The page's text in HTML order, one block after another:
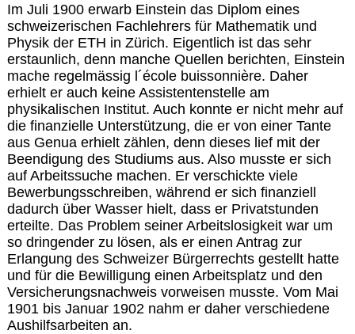
Im Juli 1900 erwarb Einstein das Diplom eines
schweizerischen Fachlehrers für Mathematik und
Physik der ETH in Zürich. Eigentlich ist das sehr
erstaunlich, denn manche Quellen berichten, Einstein
mache regelmässig l´école buissonnière. Daher
erhielt er auch keine Assistentenstelle am
physikalischen Institut. Auch konnte er nicht mehr auf
die finanzielle Unterstützung, die er von einer Tante
aus Genua erhielt zählen, denn dieses lief mit der
Beendigung des Studiums aus. Also musste er sich
auf Arbeitssuche machen. Er verschickte viele
Bewerbungsschreiben, während er sich finanziell
dadurch über Wasser hielt, dass er Privatstunden
erteilte. Das Problem seiner Arbeitslosigkeit war um
so dringender zu lösen, als er einen Antrag zur
Erlangung des Schweizer Bürgerrechts gestellt hatte
und für die Bewilligung einen Arbeitsplatz und den
Versicherungsnachweis vorweisen musste. Vom Mai
1901 bis Januar 1902 nahm er daher verschiedene
Aushilfsarbeiten an.